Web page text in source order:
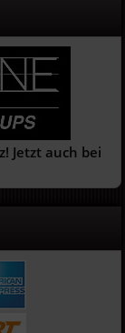
Jetzt auch bei